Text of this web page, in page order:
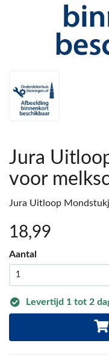
Jura
voor
Jura Uitloop
18,99
Aantal
Levertijd 1 tot 2